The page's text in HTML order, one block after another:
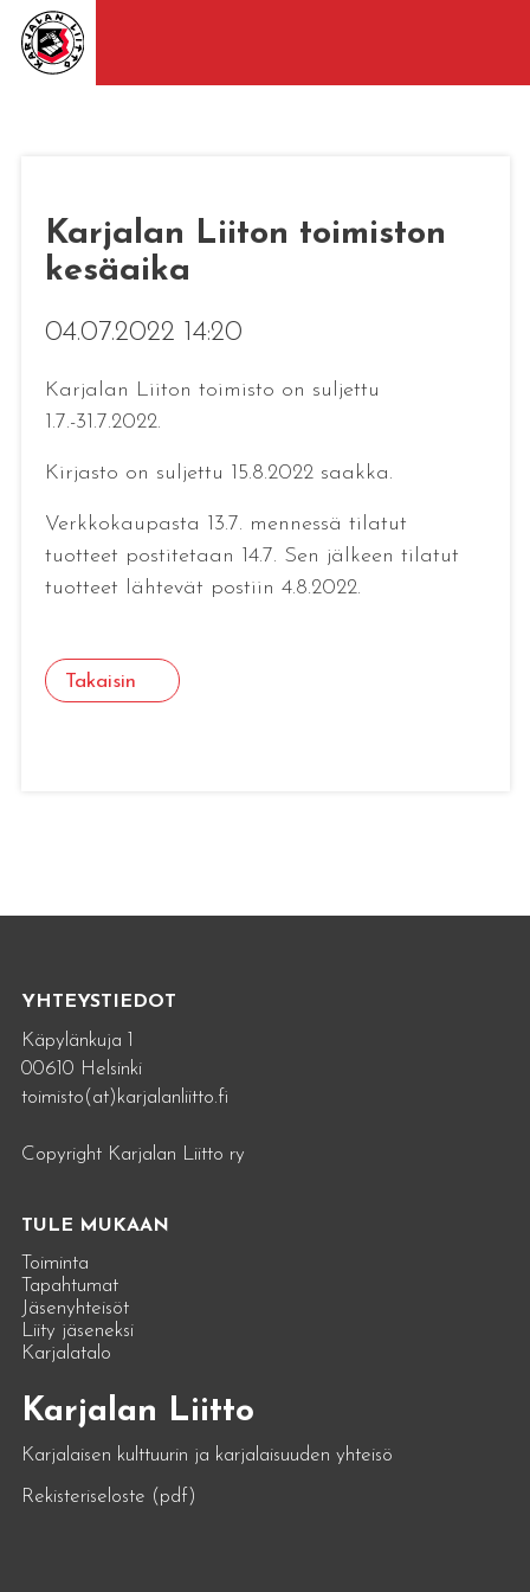
Karjalan Liiton toimiston
kesäaika
04.07.2022 14:20
Karjalan Liiton toimisto on suljettu
1.7.-31.7.2022.
Kirjasto on suljettu 15.8.2022 saakka.
Verkkokaupasta 13.7. mennessä tilatut
tuotteet postitetaan 14.7. Sen jälkeen tilatut
tuotteet lähtevät postiin 4.8.2022.
Takaisin
YHTEYSTIEDOT
Käpylänkuja 1
00610 Helsinki
toimisto(at)karjalanliitto.fi
Copyright Karjalan Liitto ry
TULE MUKAAN
Toiminta
Tapahtumat
Jäsenyhteisöt
Liity jäseneksi
Karjalatalo
Karjalan Liitto
Karjalaisen kulttuurin ja karjalaisuuden yhteisö
Rekisteriseloste (pdf)